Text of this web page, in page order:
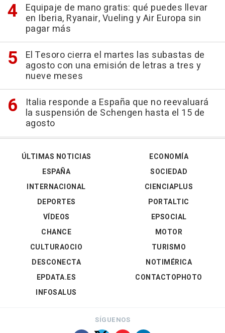
Equipaje de mano gratis: qué puedes llevar
en Iberia, Ryanair, Vueling y Air Europa sin
pagar más
El Tesoro cierra el martes las subastas de
agosto con una emisión de letras a tres y
nueve meses
Italia responde a España que no reevaluará
la suspensión de Schengen hasta el 15 de
agosto
ÚLTIMAS NOTICIAS
ESPAÑA
INTERNACIONAL
DEPORTES
VÍDEOS
ECONOMÍA
SOCIEDAD
CIENCIAPLUS
PORTALTIC
EPSOCIAL
CHANCE
CULTURAOCIO
DESCONECTA
EPDATA.ES
INFOSALUS
MOTOR
TURISMO
NOTIMÉRICA
CONTACTOPHOTO
SÍGUENOS